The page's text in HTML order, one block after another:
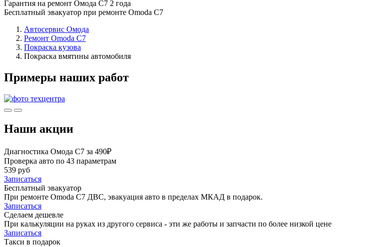
Гарантия на ремонт Омода С7 2 года
Бесплатный эвакуатор при ремонте Omoda C7
Автосервис Омода
Ремонт Omoda C7
Покраска кузова
Покраска вмятины автомобиля
Примеры наших работ
Наши акции
Диагностика Омода С7 за 490₽
Проверка авто по 43 параметрам
539 руб
Записаться
Бесплатный эвакуатор
При ремонте Omoda C7 ДВС, эвакуация авто в пределах МКАД в подарок.
Записаться
Сделаем дешевле
При калькуляции на руках из другого сервиса - эти же работы и запчасти по более низкой цене
Записаться
Такси в подарок